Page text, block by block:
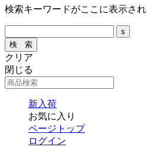
検索キーワードがここに表示され
クリア
閉じる
新入荷
お気に入り
ページトップ
ログイン